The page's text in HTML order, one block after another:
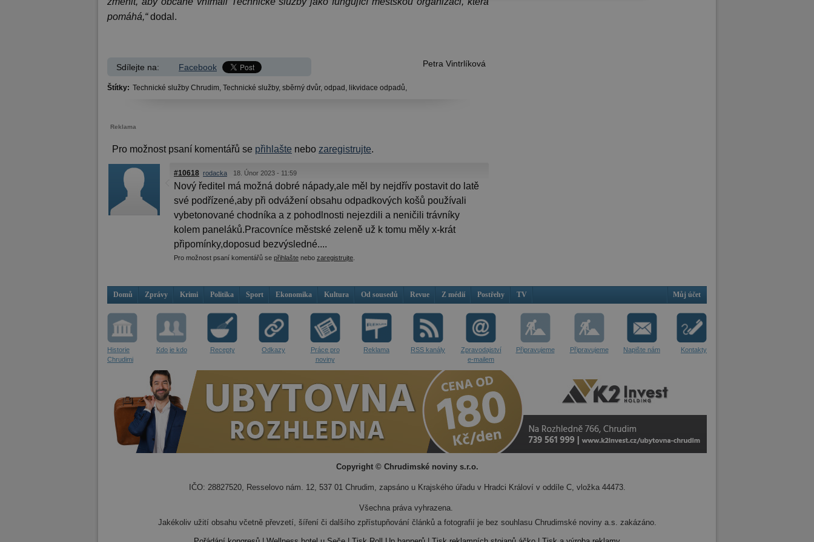
pomáhá,“dodal.
Petra Vintrlíková
Sdílejte na: Facebook
Štítky: Technické služby Chrudim, Technické služby, sběrný dvůr, odpad, likvidace odpadů,
Reklama
Pro možnost psaní komentářů se přihlašte nebo zaregistrujte.
#10618 rodacka 18. Únor 2023 - 11:59
Nový ředitel má možná dobré nápady,ale měl by nejdřív postavit do latě
své podřízené,aby při odvážení obsahu odpadkových košů používali
vybetonované chodníka a z pohodlnosti nejezdili a neničili trávníky
kolem paneláků.Pracovníce městské zeleně už k tomu měly x-krát
připomínky,doposud bezvýsledné....
Pro možnost psaní komentářů se přihlašte nebo zaregistrujte
Domů Zprávy Krimi Politika Sport Ekonomika Kultura Od sousedů Revue Z médií Postřehy TV Můj účet
Historie
Chrudimi
Kdo je kdo Recepty Odkazy
Práce pro
noviny
Reklama RSS kanály
Zpravodajství
e-mailem
Připravujeme Připravujeme Napište nám Kontakty
Copyright © Chrudimské noviny s.r.o.
IČO: 28827520, Resselovo nám. 12, 537 01 Chrudim, zapsáno u Krajského úřadu v Hradci Královí v oddíle C, vložka 44473.
Všechna práva vyhrazena.
Jakékoliv užití obsahu včetně převzetí, šíření či dalšího zpřístupňování článků a fotografií je bez souhlasu Chrudimské noviny a.s. zakázáno.